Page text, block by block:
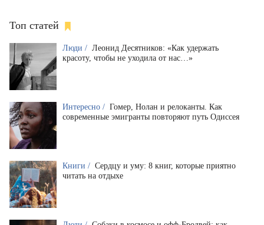
Топ статей
Люди / Леонид Десятников: «Как удержать
красоту, чтобы не уходила от нас…»
Интересно / Гомер, Нолан и релоканты. Как
современные эмигранты повторяют путь Одиссея
Книги / Сердцу и уму: 8 книг, которые приятно
читать на отдыхе